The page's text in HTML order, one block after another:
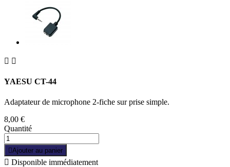
 
YAESU CT-44
Adaptateur de microphone 2-fiche sur prise simple.
8,00 €
Quantité
Ajouter au panier
 Disponible immédiatement